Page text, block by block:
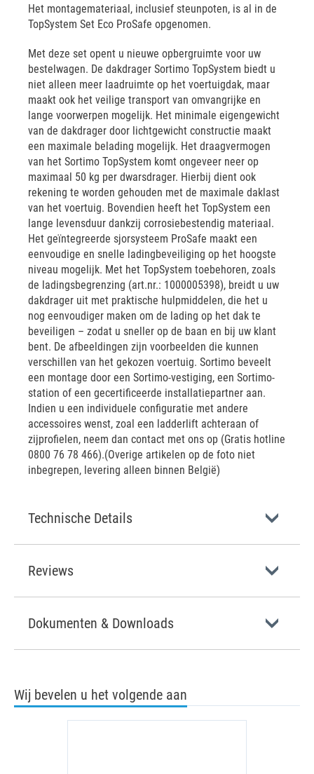
Het montagemateriaal, inclusief steunpoten, is al in de
TopSystem Set Eco ProSafe opgenomen.
Met deze set opent u nieuwe opbergruimte voor uw
bestelwagen. De dakdrager Sortimo TopSystem biedt u
niet alleen meer laadruimte op het voertuigdak, maar
maakt ook het veilige transport van omvangrijke en
lange voorwerpen mogelijk. Het minimale eigengewicht
van de dakdrager door lichtgewicht constructie maakt
een maximale belading mogelijk. Het draagvermogen
van het Sortimo TopSystem komt ongeveer neer op
maximaal 50 kg per dwarsdrager. Hierbij dient ook
rekening te worden gehouden met de maximale daklast
van het voertuig. Bovendien heeft het TopSystem een
lange levensduur dankzij corrosiebestendig materiaal.
Het geïntegreerde sjorsysteem ProSafe maakt een
eenvoudige en snelle ladingbeveiliging op het hoogste
niveau mogelijk. Met het TopSystem toebehoren, zoals
de ladingsbegrenzing (art.nr.: 1000005398), breidt u uw
dakdrager uit met praktische hulpmiddelen, die het u
nog eenvoudiger maken om de lading op het dak te
beveiligen – zodat u sneller op de baan en bij uw klant
bent. De afbeeldingen zijn voorbeelden die kunnen
verschillen van het gekozen voertuig. Sortimo beveelt
een montage door een Sortimo-vestiging, een Sortimo-
station of een gecertificeerde installatiepartner aan.
Indien u een individuele configuratie met andere
accessoires wenst, zoal een ladderlift achteraan of
zijprofielen, neem dan contact met ons op (Gratis hotline
0800 76 78 466).(Overige artikelen op de foto niet
inbegrepen, levering alleen binnen België)
Technische Details
Reviews
Dokumenten & Downloads
Wij bevelen u het volgende aan